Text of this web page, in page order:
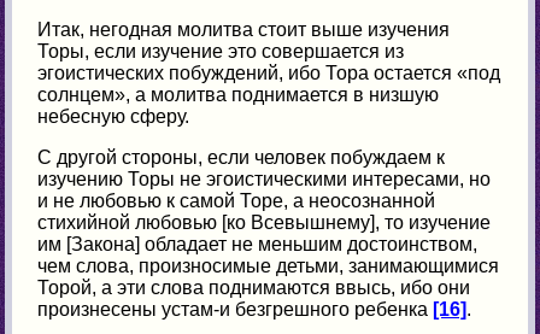
Итак, негодная молитва стоит выше изучения
Торы, если изучение это совершается из
эгоистических побуждений, ибо Тора остается «под
солнцем», а молитва поднимается в низшую
небесную сферу.
С другой стороны, если человек побуждаем к
изучению Торы не эгоистическими интересами, но
и не любовью к самой Торе, а неосознанной
стихийной любовью [ко Всевышнему], то изучение
им [Закона] обладает не меньшим достоинством,
чем слова, произносимые детьми, занимающимися
Торой, а эти слова поднимаются ввысь, ибо они
произнесены устам-и безгрешного ребенка [16].